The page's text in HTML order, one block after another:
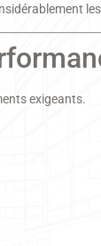
exigeants.